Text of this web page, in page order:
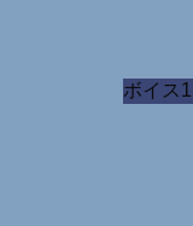
ボイス